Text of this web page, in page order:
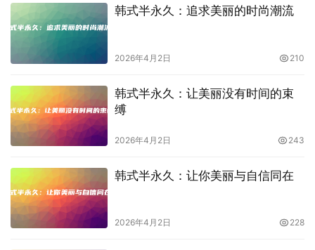
韩式半永久：追求美丽的时尚潮流
2026年4月2日 210
韩式半永久：让美丽没有时间的束
缚
2026年4月2日 243
韩式半永久：让你美丽与自信同在
2026年4月2日 228